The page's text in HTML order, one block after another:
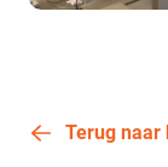
Terug naar